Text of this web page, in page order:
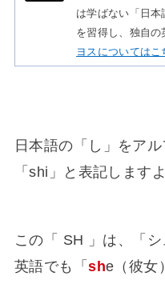
は学ばない「日
を習得し、独自の
ヨスについてはこ
日本語の「し」をア
「shi」と表記します
この「 SH 」は、「シ
英語でも「she（彼女